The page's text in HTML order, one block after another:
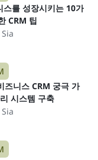
스를 성장시키는 10가
CRM 팁
니스 CRM 궁극 가
시스템 구축